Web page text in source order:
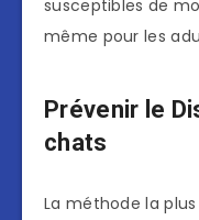
susceptibles de
même pour les
Prévenir le
chats
La méthode la